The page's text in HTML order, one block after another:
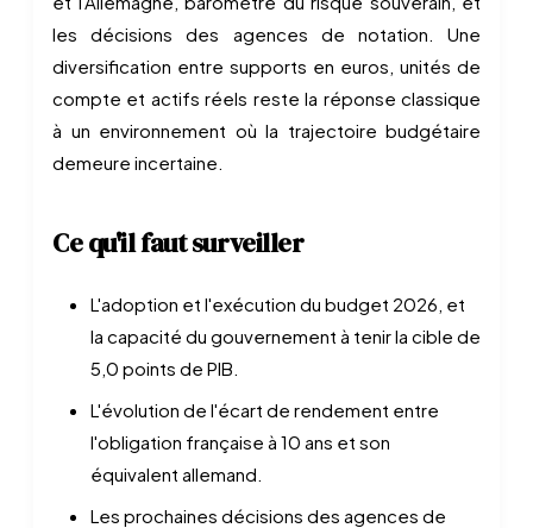
les décisions des agences de notation. Une
diversification entre supports en euros, unités de
compte et actifs réels reste la réponse classique
à un environnement où la trajectoire budgétaire
demeure incertaine.
Ce qu'il faut surveiller
L'adoption et l'exécution du budget 2026, et
la capacité du gouvernement à tenir la cible de
5,0 points de PIB.
L'évolution de l'écart de rendement entre
l'obligation française à 10 ans et son
équivalent allemand.
Les prochaines décisions des agences de